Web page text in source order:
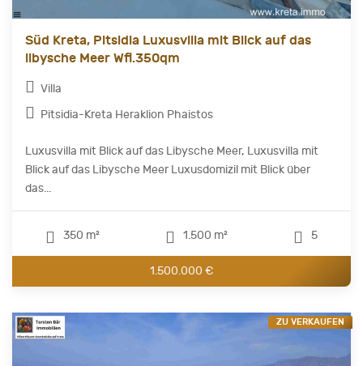
Süd Kreta, Pitsidia Luxusvilla mit Blick auf das
libysche Meer Wfl.350qm
Villa
Pitsidia-Kreta Heraklion Phaistos
Luxusvilla mit Blick auf das Libysche Meer, Luxusvilla mit
Blick auf das Libysche Meer Luxusdomizil mit Blick über
das...
350 m² 1.500 m² 5
1.500.000 €
ZU VERKAUFEN